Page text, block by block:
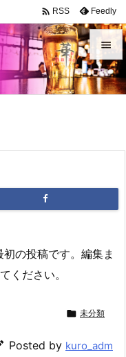


メニュ
 RSS Feedly
の投稿です。編集ま
ください。
 未分類
Posted by kuro_adm